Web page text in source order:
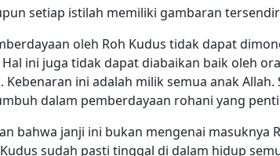
setiap istilah memiliki gambaran
oleh Roh Kudus tidak dapat
ini juga tidak dapat diabaikan baik oleh
ini adalah milik semua anak
dalam pemberdayaan rohani yang
bahwa janji ini bukan mengenai masuknya
sudah pasti tinggal di dalam hidup